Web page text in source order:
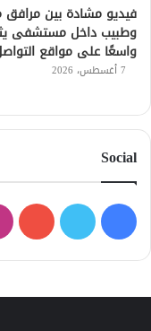
فيديو مشادة بين
وطبيب داخل مستشفى
واسعًا على مواقع
7 أغسطس، 2026
Social
فيسبوك
تويتر